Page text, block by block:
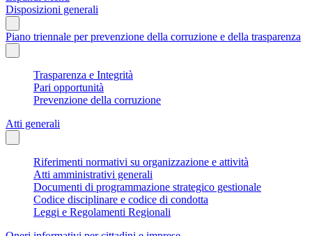
Disposizioni generali
Piano triennale per prevenzione della corruzione e della trasparenza
Trasparenza e Integrità
Pari opportunità
Prevenzione della corruzione
Atti generali
Riferimenti normativi su organizzazione e attività
Atti amministrativi generali
Documenti di programmazione strategico gestionale
Codice disciplinare e codice di condotta
Leggi e Regolamenti Regionali